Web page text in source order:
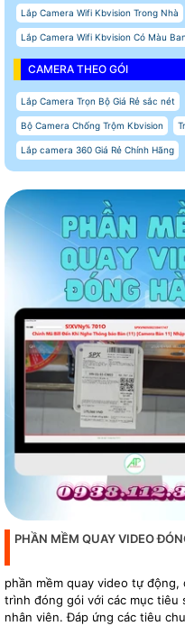
Lắp Camera Wifi Kbvision Trong Nhà
Lắp Camera Wifi Kbvision Có Màu
CAMERA THEO GÓI
Lắp Camera Trọn Bộ Giá Rẻ sắc nét
Bộ Camera Chống Trộm Kbvision
Lắp camera 360 Giá Rẻ Chính Hãng
PHẦN MỀM QUAY VIDEO
phần mềm quay video tự
trình đóng gói với các mục tiêu
nhân viên. Đáp ứng các tiêu